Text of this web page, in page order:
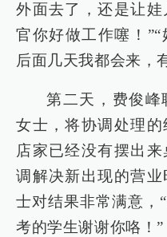
外面去了，还是让
官你好做工作噻！”“
后面几天我都会来，
第二天，费俊峰
女士，将协调处理
店家已经没有摆出
调解决新出现的营
士对结果非常满意，
考的学生谢谢你咯！”